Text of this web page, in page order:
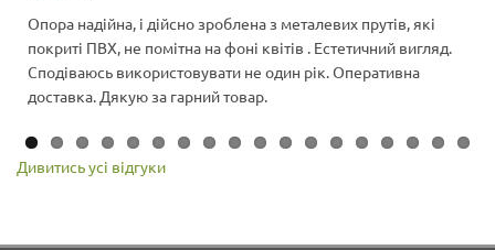
Опора надійна, і дійсно зроблена з металевих прутів, які
покриті ПВХ, не помітна на фоні квітів . Естетичний вигляд.
Сподіваюсь використовувати не один рік. Оперативна
доставка. Дякую за гарний товар.
Дивитись усі відгуки